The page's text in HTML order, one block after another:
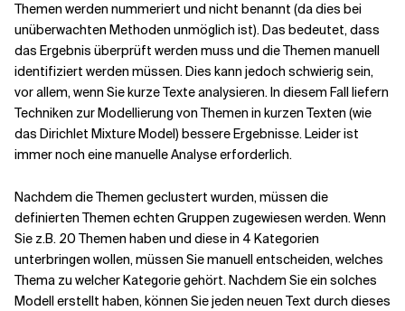
Themen werden nummeriert und nicht benannt (da dies bei
unüberwachten Methoden unmöglich ist). Das bedeutet, dass
das Ergebnis überprüft werden muss und die Themen manuell
identifiziert werden müssen. Dies kann jedoch schwierig sein,
vor allem, wenn Sie kurze Texte analysieren. In diesem Fall liefern
Techniken zur Modellierung von Themen in kurzen Texten (wie
das Dirichlet Mixture Model) bessere Ergebnisse. Leider ist
immer noch eine manuelle Analyse erforderlich.
Nachdem die Themen geclustert wurden, müssen die
definierten Themen echten Gruppen zugewiesen werden. Wenn
Sie z.B. 20 Themen haben und diese in 4 Kategorien
unterbringen wollen, müssen Sie manuell entscheiden, welches
Thema zu welcher Kategorie gehört. Nachdem Sie ein solches
Modell erstellt haben, können Sie jeden neuen Text durch dieses